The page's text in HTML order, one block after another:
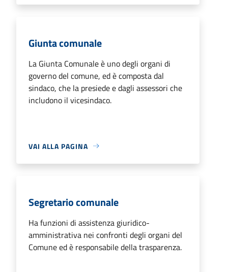
Giunta comunale
La Giunta Comunale è uno degli organi di
governo del comune, ed è composta dal
sindaco, che la presiede e dagli assessori che
includono il vicesindaco.
VAI ALLA PAGINA
Segretario comunale
Ha funzioni di assistenza giuridico-
amministrativa nei confronti degli organi del
Comune ed è responsabile della trasparenza.